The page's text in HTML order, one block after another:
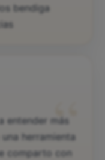
bendiga
“
entender más
herramienta
comparto con